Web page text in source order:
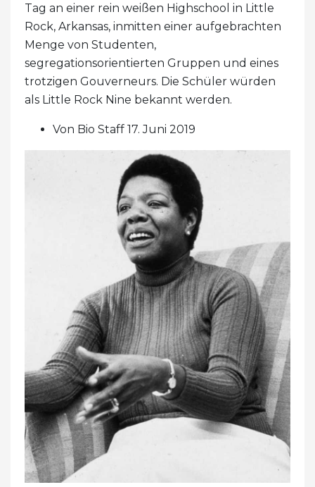
Tag an einer rein weißen Highschool in Little
Rock, Arkansas, inmitten einer aufgebrachten
Menge von Studenten,
segregationsorientierten Gruppen und eines
trotzigen Gouverneurs. Die Schüler würden
als Little Rock Nine bekannt werden.
Von Bio Staff 17. Juni 2019